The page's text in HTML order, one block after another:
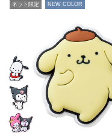
ネット限定 NEW COLOR